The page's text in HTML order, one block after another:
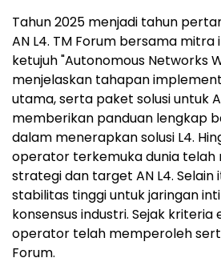
Tahun 2025 menjadi tahun
AN L4. TM Forum bersama mitra
ketujuh "Autonomous Networks
menjelaskan tahapan
utama, serta paket solusi untuk
memberikan panduan lengkap
dalam menerapkan solusi L4.
operator terkemuka dunia telah
strategi dan target AN L4. Selain
stabilitas tinggi untuk jaringan
konsensus industri. Sejak kriteria
operator telah memperoleh
Forum.